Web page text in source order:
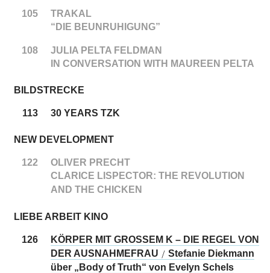
105
TRAKAL
“DIE BEUNRUHIGUNG”
108
JULIA PELTA FELDMAN
IN CONVERSATION WITH MAUREEN PELTA
BILDSTRECKE
113 30 YEARS TZK
NEW DEVELOPMENT
122
OLIVER PRECHT
CLARICE LISPECTOR: THE REVOLUTION
AND THE CHICKEN
LIEBE ARBEIT KINO
126
KÖRPER MIT GROSSEM K – DIE REGEL VON
DER AUSNAHMEFRAU / Stefanie Diekmann
über „Body of Truth“ von Evelyn Schels